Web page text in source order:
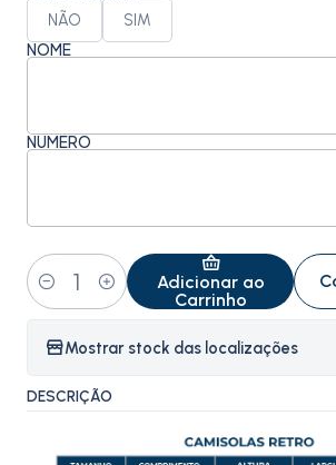
NÃO SIM
NOME
NÚMERO
Quantidade
Adicionar ao
Carrinho
Mostrar stock das localizações
DESCRIÇÃO